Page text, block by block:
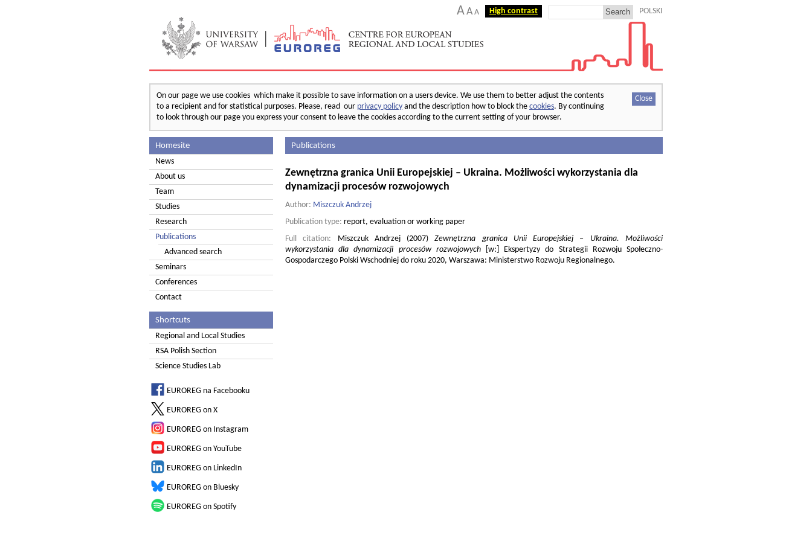
AA A High contrast POLSKI
Close
On our page we use cookies which make it possible to save information on a users device. We use them to better adjust the contents
to a recipient and for statistical purposes. Please, read our privacy policy and the description how to block the cookies. By continuing
to look through our page you express your consent to leave the cookies according to the current setting of your browser.
Homesite
News
About us
Team
Studies
Research
Publications
Advanced search
Seminars
Conferences
Contact
Shortcuts
Regional and Local Studies
RSA Polish Section
Science Studies Lab
EUROREG na Facebooku
EUROREG on X
EUROREG on Instagram
EUROREG on YouTube
EUROREG on LinkedIn
EUROREG on Bluesky
EUROREG on Spotify
Publications
Zewnętrzna granica Unii Europejskiej – Ukraina. Możliwości wykorzystania dla
dynamizacji procesów rozwojowych
Author: Miszczuk Andrzej
Publication type: report, evaluation or working paper
Full citation: Miszczuk Andrzej (2007)Zewnętrzna granica Unii Europejskiej – Ukraina. Możliwości
wykorzystania dla dynamizacji procesów rozwojowych[w:] Ekspertyzy do Strategii Rozwoju Społeczno-
Gospodarczego Polski Wschodniej do roku 2020, Warszawa: Ministerstwo Rozwoju Regionalnego.